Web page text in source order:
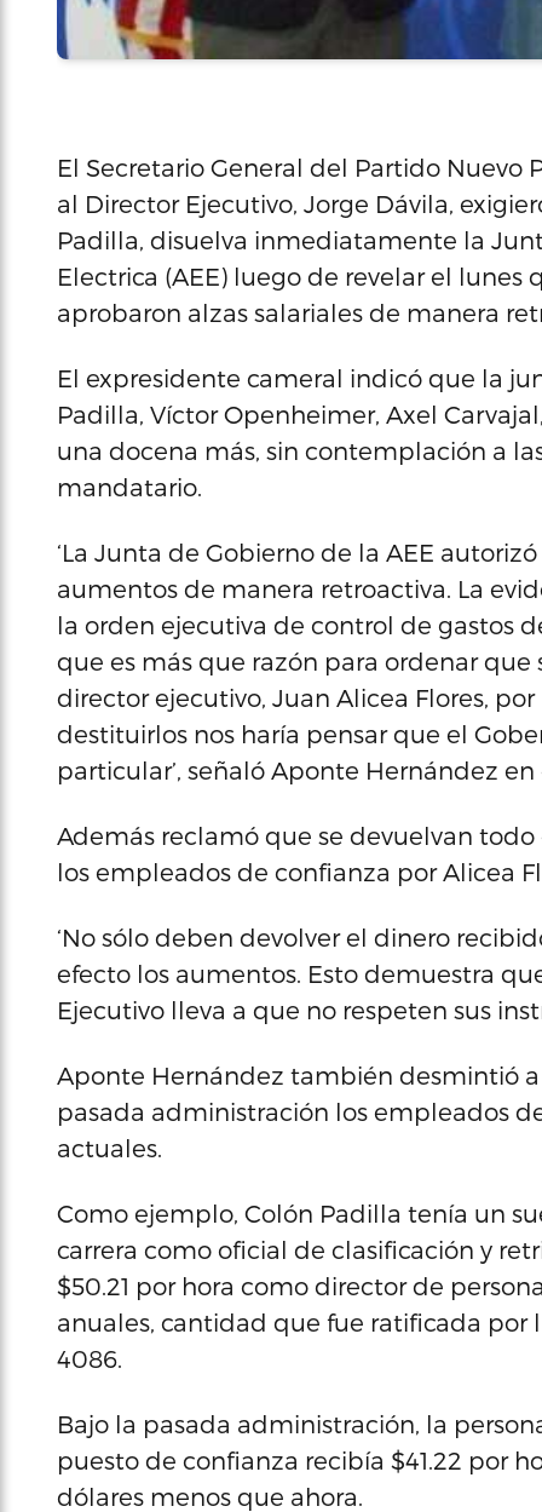
El Secretario General del Partido Nuevo
al Director Ejecutivo, Jorge Dávila,
Padilla, disuelva inmediatamente la
Electrica (AEE) luego de revelar el
aprobaron alzas salariales de manera
El expresidente cameral indicó que la
Padilla, Víctor Openheimer, Axel
una docena más, sin contemplación a
mandatario.
‘La Junta de Gobierno de la AEE
aumentos de manera retroactiva. La
la orden ejecutiva de control de gastos
que es más que razón para ordenar
director ejecutivo, Juan Alicea Flores,
destituirlos nos haría pensar que el
particular’, señaló Aponte Hernández
Además reclamó que se devuelvan
los empleados de confianza por Alicea
‘No sólo deben devolver el dinero
efecto los aumentos. Esto demuestra
Ejecutivo lleva a que no respeten sus
Aponte Hernández también desmintió
pasada administración los empleados
actuales.
Como ejemplo, Colón Padilla tenía un
carrera como oficial de clasificación y
$50.21 por hora como director de
anuales, cantidad que fue ratificada
4086.
Bajo la pasada administración, la
puesto de confianza recibía $41.22 por
dólares menos que ahora.